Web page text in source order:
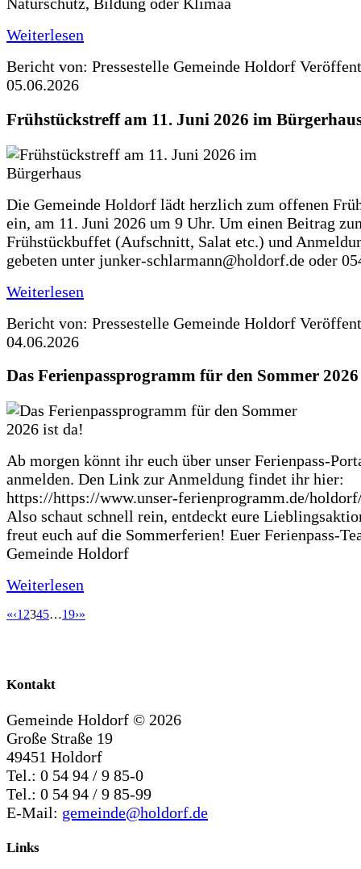
Weiterlesen
Bericht von: Pressestelle Gemeinde Holdorf
05.06.2026
Frühstückstreff am 11. Juni 2026 im
Die Gemeinde Holdorf lädt herzlich zum offenen
ein, am 11. Juni 2026 um 9 Uhr. Um einen Beitrag
Frühstückbuffet (Aufschnitt, Salat etc.) und
gebeten unter junker-schlarmann@holdorf.de oder
Weiterlesen
Bericht von: Pressestelle Gemeinde Holdorf
04.06.2026
Das Ferienpassprogramm für den Sommer
Ab morgen könnt ihr euch über unser Ferienpass-
anmelden. Den Link zur Anmeldung findet ihr hier:
https://https://www.unser-ferienprogramm.de/
Also schaut schnell rein, entdeckt eure
freut euch auf die Sommerferien! Euer Ferienpass-
Gemeinde Holdorf
Weiterlesen
«‹1 2345…19›»
Kontakt
Gemeinde Holdorf © 2026
Große Straße 19
49451 Holdorf
Tel.: 0 54 94 / 9 85-0
Tel.: 0 54 94 / 9 85-99
E-Mail: gemeinde@holdorf.de
Links